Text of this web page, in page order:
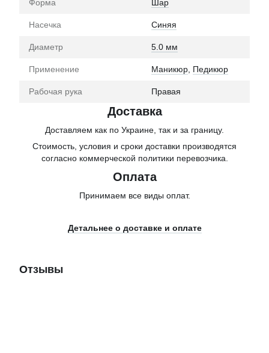
Форма Шар
Насечка Синяя
Диаметр 5.0 мм
Применение Маникюр Педикюр
Рабочая рука Правая
Доставка
Доставляем как по Украине, так и за границу.
Стоимость, условия и сроки доставки производятся
согласно коммерческой политики перевозчика.
Оплата
Принимаем все виды оплат.
Детальнее о доставке и оплате
Отзывы